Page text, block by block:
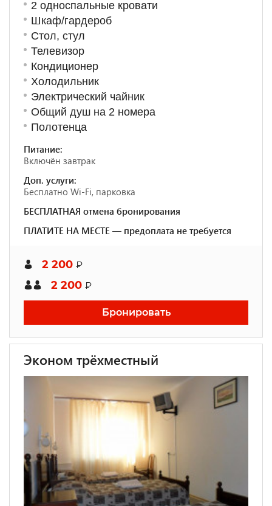
2 односпальные кровати
Шкаф/гардероб
Стол, стул
Телевизор
Кондиционер
Холодильник
Электрический чайник
Общий душ на 2 номера
Полотенца
Питание:
Включён завтрак
Доп. услуги:
Бесплатно Wi-Fi, парковка
БЕСПЛАТНАЯ отмена бронирования
ПЛАТИТЕ НА МЕСТЕ — предоплата не требуется
2 200 ₽
2 200 ₽
Бронировать
Эконом трёхместный